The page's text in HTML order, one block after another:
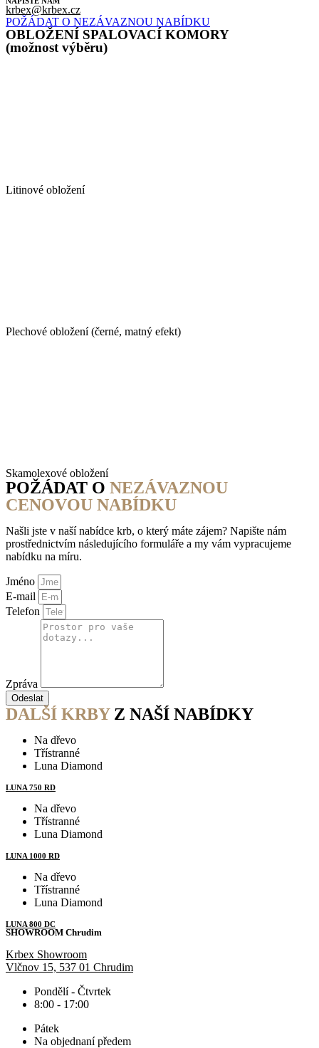
krbex@krbex.cz
POŽÁDAT O NEZÁVAZNOU NABÍDKU
OBLOŽENÍ SPALOVACÍ KOMORY
(možnost výběru)
Litinové obložení
Plechové obložení (černé, matný efekt)
Skamolexové obložení
POŽÁDAT O NEZÁVAZNOU
CENOVOU NABÍDKU
Našli jste v naší nabídce krb, o který máte zájem? Napište nám
prostřednictvím následujícího formuláře a my vám vypracujeme
nabídku na míru.
Jméno
E-mail
Telefon
Zpráva
Odeslat
DALŠÍ KRBYZ NAŠÍ NABÍDKY
Na dřevo
Třístranné
Luna Diamond
LUNA 750 RD
Na dřevo
Třístranné
Luna Diamond
LUNA 1000 RD
Na dřevo
Třístranné
Luna Diamond
LUNA 800 DC
SHOWROOM Chrudim
Krbex Showroom
Vlčnov 15, 537 01 Chrudim
Pondělí - Čtvrtek
8:00 - 17:00
Pátek
Na objednaní předem